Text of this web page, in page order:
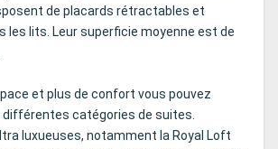
de placards rétractables et
les lits. Leur superficie moyenne est de
et plus de confort vous pouvez
différentes catégories de suites.
luxueuses, notamment la Royal Loft